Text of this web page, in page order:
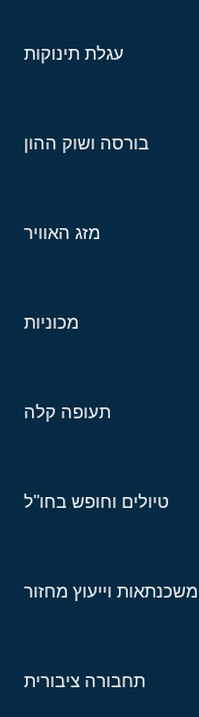
עגלת תינוקות
בורסה ושוק ההון
מזג האוויר
מכוניות
תעופה קלה
טיולים וחופש בחו"ל
משכנתאות וייעוץ מחזור
תחבורה ציבורית